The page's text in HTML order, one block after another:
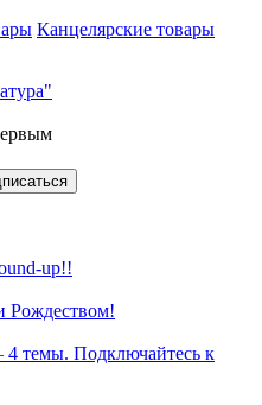
Канцелярские товары
up!!
темы. Подключайтесь к